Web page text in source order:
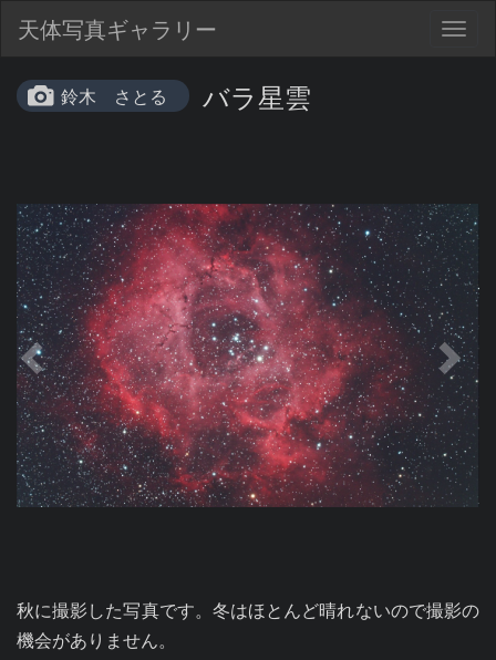
天体写真ギャラリー
鈴木 さとる バラ星雲
秋に撮影した写真です。冬はほとんど晴れないので撮影の
機会がありません。